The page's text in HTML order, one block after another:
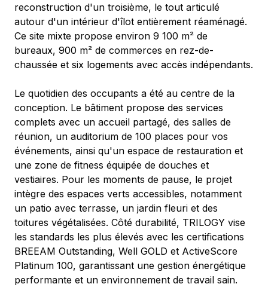
reconstruction d'un troisième, le tout articulé
autour d'un intérieur d'îlot entièrement réaménagé.
Ce site mixte propose environ 9 100 m² de
bureaux, 900 m² de commerces en rez-de-
chaussée et six logements avec accès indépendants.
Le quotidien des occupants a été au centre de la
conception. Le bâtiment propose des services
complets avec un accueil partagé, des salles de
réunion, un auditorium de 100 places pour vos
événements, ainsi qu'un espace de restauration et
une zone de fitness équipée de douches et
vestiaires. Pour les moments de pause, le projet
intègre des espaces verts accessibles, notamment
un patio avec terrasse, un jardin fleuri et des
toitures végétalisées. Côté durabilité, TRILOGY vise
les standards les plus élevés avec les certifications
BREEAM Outstanding, Well GOLD et ActiveScore
Platinum 100, garantissant une gestion énergétique
performante et un environnement de travail sain.